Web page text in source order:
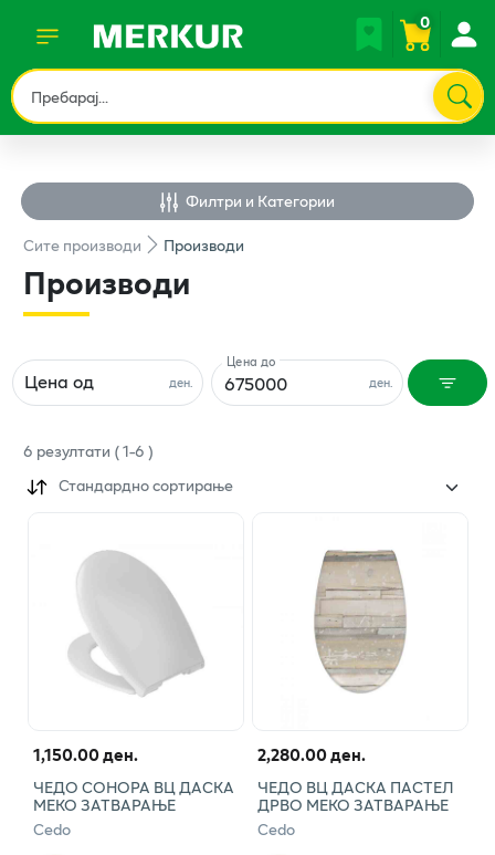
0
Филтри и Категории
Ситепроизводи Производи
Производи
ден.
Цена од ден.
Цена до
6 резултати (1-6)
Стандардно сортирање
1,150.00 ден.
ЧЕДО СОНОРА ВЦ ДАСКА
МЕКО ЗАТВАРАЊЕ
Cedo
2,280.00 ден.
ЧЕДО ВЦ ДАСКА ПАСТЕЛ
ДРВО МЕКО ЗАТВАРАЊЕ
Cedo